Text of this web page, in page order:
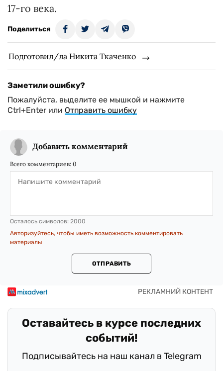
17-го века.
Поделиться
Подготовил/ла Никита Ткаченко
Заметили ошибку?
Пожалуйста, выделите ее мышкой и нажмите
Ctrl+Enter или Отправить ошибку
Добавить комментарий
Всего комментариев: 0
Осталось символов: 2000
Авторизуйтесь, чтобы иметь возможность комментировать
материалы
ОТПРАВИТЬ
Оставайтесь в курсе последних
событий!
Подписывайтесь на наш канал в Telegram